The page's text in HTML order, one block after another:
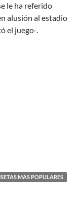
le ha referido
alusión al estadio
el juego-.
MAS POPULARES